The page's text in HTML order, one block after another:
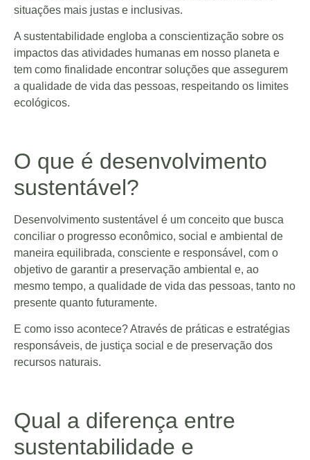
situações mais justas e inclusivas.
A sustentabilidade engloba a conscientização sobre os
impactos das atividades humanas em nosso planeta e
tem como finalidade encontrar soluções que assegurem
a qualidade de vida das pessoas, respeitando os limites
ecológicos.
O que é desenvolvimento
sustentável?
Desenvolvimento sustentável é um conceito que busca
conciliar o progresso econômico, social e ambiental de
maneira equilibrada, consciente e responsável, com o
objetivo de garantir a preservação ambiental e, ao
mesmo tempo, a qualidade de vida das pessoas, tanto no
presente quanto futuramente.
E como isso acontece? Através de práticas e estratégias
responsáveis, de justiça social e de preservação dos
recursos naturais.
Qual a diferença entre
sustentabilidade e